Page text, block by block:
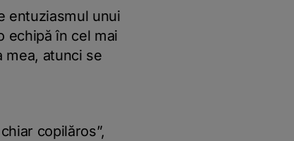
entuziasmul unui
echipă în cel mai
mea, atunci se
copilăros”,